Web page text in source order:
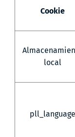
Cookie
local
pll_language